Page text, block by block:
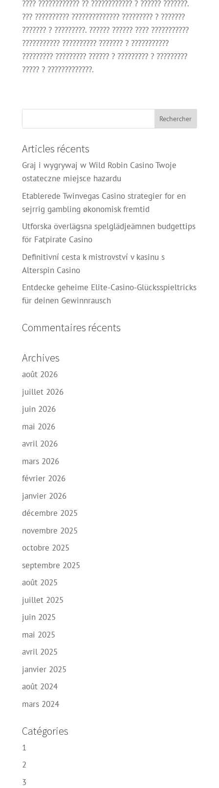
???? ???????????? ?? ???????????? ? ?????? ???????.
??? ?????????? ?????????????? ????????? ? ???????
??????? ? ?????????. ?????? ?????? ???? ???????????
??????????? ?????????? ??????? ? ???????????
????????? ????????? ?????? ? ????????? ? ?????????
????? ? ?????????????.
Articles récents
Graj i wygrywaj w Wild Robin Casino Twoje
ostateczne miejsce hazardu
Etablerede Twinvegas Casino strategier for en
sejrrig gambling økonomisk fremtid
Utforska överlägsna spelglädjeämnen budgettips
för Fatpirate Casino
Definitivní cesta k mistrovství v kasinu s
Alterspin Casino
Entdecke geheime Elite-Casino-Glücksspieltricks
für deinen Gewinnrausch
Commentaires récents
Archives
août 2026
juillet 2026
juin 2026
mai 2026
avril 2026
mars 2026
février 2026
janvier 2026
décembre 2025
novembre 2025
octobre 2025
septembre 2025
août 2025
juillet 2025
juin 2025
mai 2025
avril 2025
janvier 2025
août 2024
mars 2024
Catégories
1
2
3